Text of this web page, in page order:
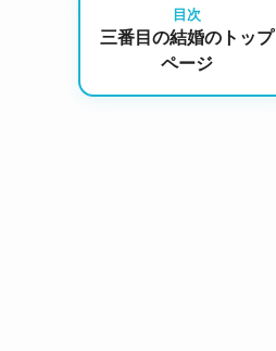
目次
三番目の結婚のトップ
ページ